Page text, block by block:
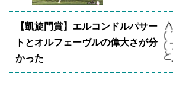
【凱旋門賞】エルコンドルパサー
トとオルフェーヴルの偉大さが分
かった